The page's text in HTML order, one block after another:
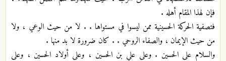
فإن لهذا المقام أهله .
فتصفية الحركة الحسينية ممن ليسوا في مستواها . . لا من حيث الوعي ، ولا
من حيث الإيمان ، والصفاء الروحي . . كان ضرورة لا بد منها .
والسلام على الحسين . وعلى علي بن الحسين ، وعلى أولاد الحسين ، وعلى